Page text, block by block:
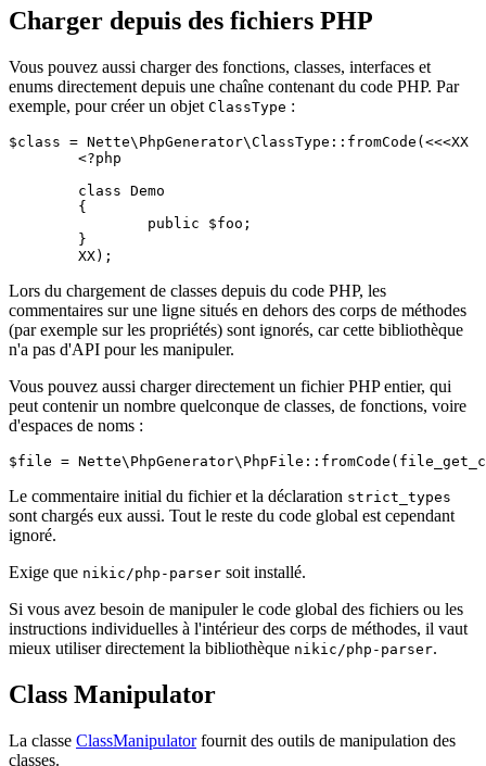
Charger depuis des fichiers PHP
Vous pouvez aussi charger des fonctions, classes, interfaces et
enums directement depuis une chaîne contenant du code PHP. Par
exemple, pour créer un objet ClassType :
$class = Nette\PhpGenerator\ClassType::fromCode(<<<XX
Lors du chargement de classes depuis du code PHP, les
commentaires sur une ligne situés en dehors des corps de méthodes
(par exemple sur les propriétés) sont ignorés, car cette bibliothèque
n'a pas d'API pour les manipuler.
Vous pouvez aussi charger directement un fichier PHP entier, qui
peut contenir un nombre quelconque de classes, de fonctions, voire
d'espaces de noms :
Le commentaire initial du fichier et la déclaration strict_types
sont chargés eux aussi. Tout le reste du code global est cependant
ignoré.
Exige que nikic/php-parser soit installé.
Si vous avez besoin de manipuler le code global des fichiers ou les
instructions individuelles à l'intérieur des corps de méthodes, il vaut
mieux utiliser directement la bibliothèque nikic/php-parser.
Class Manipulator
La classe ClassManipulatorfournit des outils de manipulation des
classes.